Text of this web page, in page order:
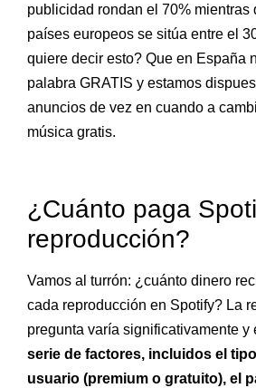
publicidad rondan el 70% mientras
países europeos se sitúa entre el
quiere decir esto? Que en España
palabra GRATIS y estamos
anuncios de vez en cuando a
música gratis.
¿Cuánto paga
reproducción?
Vamos al turrón: ¿cuánto dinero
cada reproducción en Spotify? La
pregunta varía significativamente y
serie de factores, incluidos el
usuario (premium o gratuito), el